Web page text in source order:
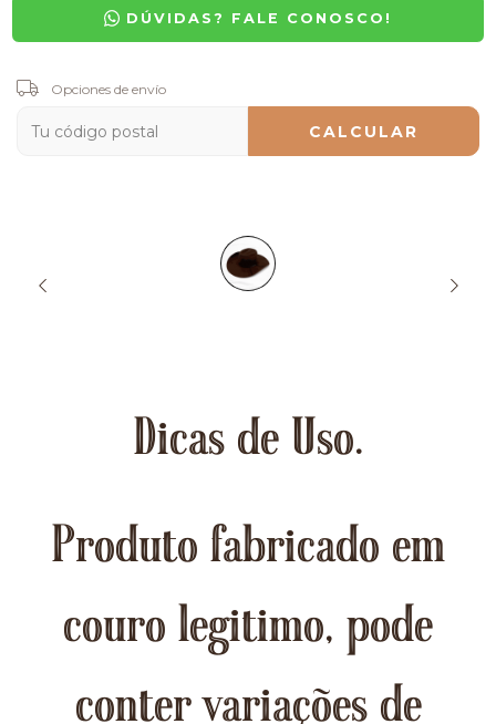
DÚVIDAS? FALE CONOSCO!
Entregas para el CP:
Opciones de envío
CALCULAR
Dicas de Uso.
Produto fabricado em
couro legitimo, pode
conter variações de